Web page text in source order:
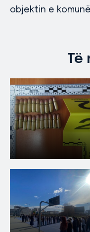
objektin e
Të